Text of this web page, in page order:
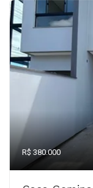
R$ 380.000